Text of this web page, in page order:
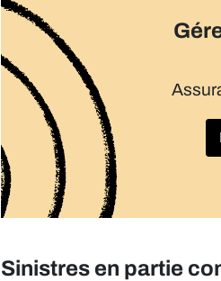
Sinistres en partie